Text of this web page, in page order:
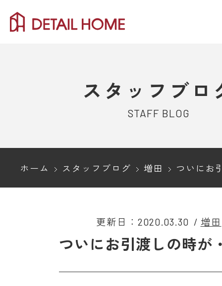
スタッフブロ
STAFF BLOG
ホーム スタッフブログ 増田 ついにお引
更新日：2020.03.30 / 増田
ついにお引渡しの時が